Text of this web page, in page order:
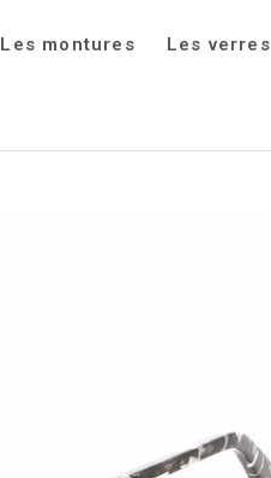
Les montures Les verres